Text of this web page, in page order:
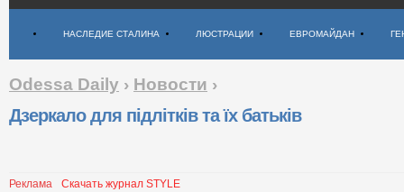
НАСЛЕДИЕ СТАЛИНА ЛЮСТРАЦИИ ЕВРОМАЙДАН
Odessa Daily › Новости ›
Дзеркало для підлітків та їх батьків
Реклама Скачать журнал STYLE